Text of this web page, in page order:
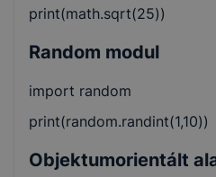
print(math.sqrt(25))
Random modul
import random
print(random.randint(1,10))
Objektumorientált